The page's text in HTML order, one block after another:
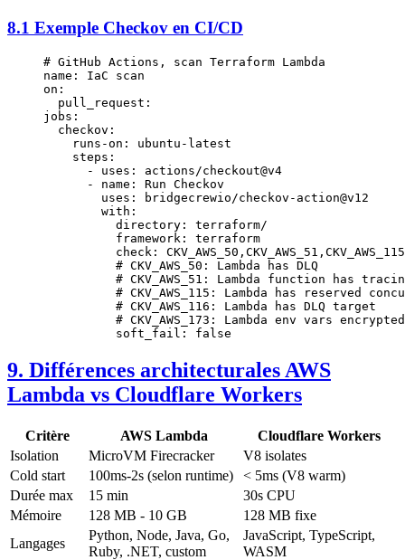
8.1 Exemple Checkov en CI/CD
# GitHub Actions, scan Terraform Lambda
name : IaC scan
on :
  pull_request
:
jobs :
  checkov
:
    runs-on
: ubuntu-latest
    steps
:
      -
uses : actions/checkout@v4
      -
name : Run Checkov
        uses
:
bridgecrewio/checkov-action@v12
        with
:
          directory
: terraform/
          framework
: terraform
          check
:
          # CKV_AWS_50: Lambda has DLQ
# CKV_AWS_51: Lambda function has
# CKV_AWS_115: Lambda has reserved
          # CKV_AWS_116: Lambda has DLQ target
# CKV_AWS_173: Lambda env vars
          soft_fail
: false
9. Différences architecturales AWS
Lambda vs Cloudflare Workers
Critère AWS Lambda
Cloudflare Workers
Isolation
MicroVM Firecracker
V8 isolates
Cold start
100ms-2s (selon runtime)
< 5ms (V8 warm)
Durée max
15 min
30s CPU
Mémoire
128 MB - 10 GB
128 MB fixe
Langages
Python, Node, Java, Go,
Ruby, .NET, custom
JavaScript, TypeScript,
WASM